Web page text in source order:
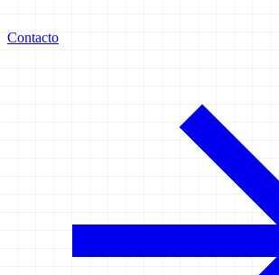
Contacto